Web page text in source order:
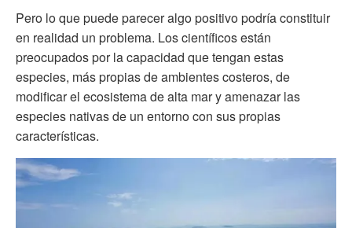
Pero lo que puede parecer algo positivo podría constituir
en realidad un problema. Los científicos están
preocupados por la capacidad que tengan estas
especies, más propias de ambientes costeros, de
modificar el ecosistema de alta mar y amenazar las
especies nativas de un entorno con sus propias
características.